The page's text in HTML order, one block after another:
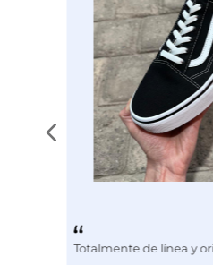
Totalmente de línea y